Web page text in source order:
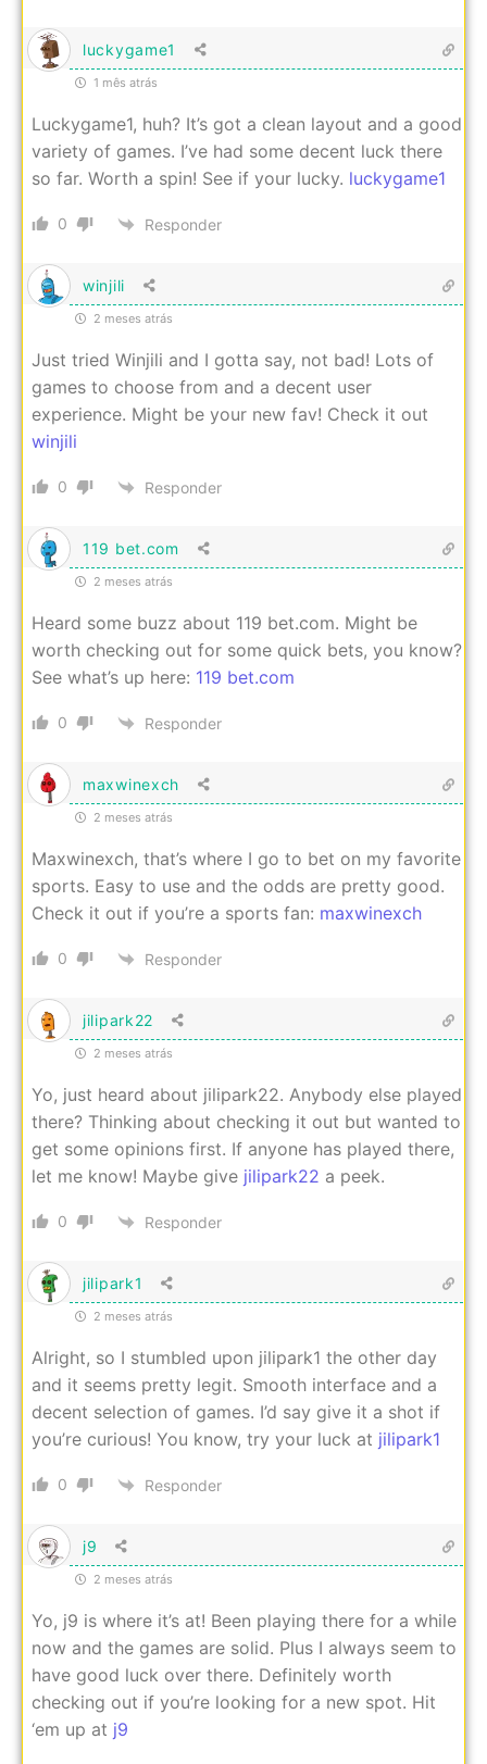
luckygame1
1 mês atrás
Luckygame1, huh? It’s got a clean layout and a good
variety of games. I’ve had some decent luck there
so far. Worth a spin! See if your lucky. luckygame1
0 Responder
winjili
2 meses atrás
Just tried Winjili and I gotta say, not bad! Lots of
games to choose from and a decent user
experience. Might be your new fav! Check it out
winjili
0 Responder
119 bet.com
2 meses atrás
Heard some buzz about 119 bet.com. Might be
worth checking out for some quick bets, you know?
See what’s up here: 119 bet.com
0 Responder
maxwinexch
2 meses atrás
Maxwinexch, that’s where I go to bet on my favorite
sports. Easy to use and the odds are pretty good.
Check it out if you’re a sports fan: maxwinexch
0 Responder
jilipark22
2 meses atrás
Yo, just heard about jilipark22. Anybody else played
there? Thinking about checking it out but wanted to
get some opinions first. If anyone has played there,
let me know! Maybe give jilipark22 a peek.
0 Responder
jilipark1
2 meses atrás
Alright, so I stumbled upon jilipark1 the other day
and it seems pretty legit. Smooth interface and a
decent selection of games. I’d say give it a shot if
you’re curious! You know, try your luck at jilipark1
0 Responder
j9
2 meses atrás
Yo, j9 is where it’s at! Been playing there for a while
now and the games are solid. Plus I always seem to
have good luck over there. Definitely worth
checking out if you’re looking for a new spot. Hit
‘em up at j9